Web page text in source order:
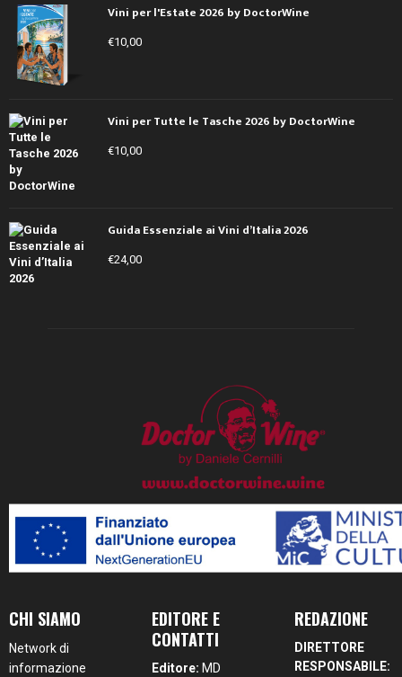
Vini per l'Estate 2026 by DoctorWine
€10,00
Vini per Tutte le Tasche 2026 by DoctorWine
€10,00
Guida Essenziale ai Vini d’Italia 2026
€24,00
CHI SIAMO
Network di
informazione
EDITORE E
CONTATTI
Editore: MD
REDAZIONE
DIRETTORE
RESPONSABILE: